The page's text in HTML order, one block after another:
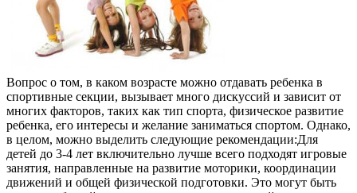
Вопрос о том, в каком возрасте можно отдавать ребенка в
спортивные секции, вызывает много дискуссий и зависит от
многих факторов, таких как тип спорта, физическое развитие
ребенка, его интересы и желание заниматься спортом. Однако,
в целом, можно выделить следующие рекомендации:Для
детей до 3-4 лет включительно лучше всего подходят игровые
занятия, направленные на развитие моторики, координации
движений и общей физической подготовки. Это могут быть